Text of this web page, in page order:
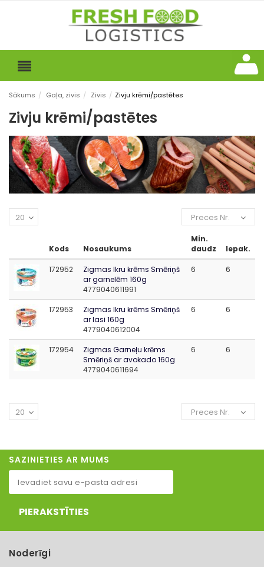
Sākums / Gaļa, zivis / Zivis / Zivju krēmi/pastētes
Zivju krēmi/pastētes
Preces Nr.
20
Kods Nosaukums
Min.
daudz
Iepak.
172952
Zigmas Ikru krēms Smēriņš
ar garnelēm 160g
4779040611991
6 6
172953
Zigmas Ikru krēms Smēriņš
ar lasi 160g
4779040612004
6 6
172954
Zigmas Garneļu krēms
Smēriņš ar avokado 160g
4779040611694
6 6
Preces Nr.
20
SAZINIETIES AR MUMS
PIERAKSTĪTIES
Noderīgi